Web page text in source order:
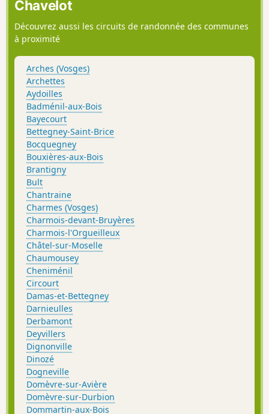
Chavelot
Découvrez aussi les circuits de randonnée des communes
à proximité
Arches (Vosges)
Archettes
Aydoilles
Badménil-aux-Bois
Bayecourt
Bettegney-Saint-Brice
Bocquegney
Bouxières-aux-Bois
Brantigny
Bult
Chantraine
Charmes (Vosges)
Charmois-devant-Bruyères
Charmois-l'Orgueilleux
Châtel-sur-Moselle
Chaumousey
Cheniménil
Circourt
Damas-et-Bettegney
Darnieulles
Derbamont
Deyvillers
Dignonville
Dinozé
Dogneville
Domèvre-sur-Avière
Domèvre-sur-Durbion
Dommartin-aux-Bois